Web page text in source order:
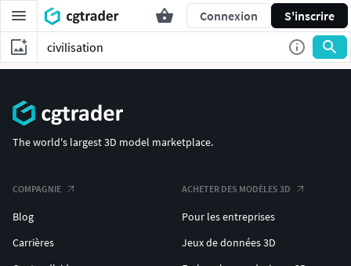
Connexion S'inscrire
The world's largest 3D model marketplace.
COMPAGNIE
Blog
Carrières
ACHETER DES MODÈLES 3D
Pour les entreprises
Jeux de données 3D